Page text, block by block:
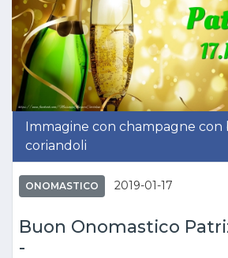
Immagine con champagne con
coriandoli
ONOMASTICO 2019-01-17
Buon Onomastico
-